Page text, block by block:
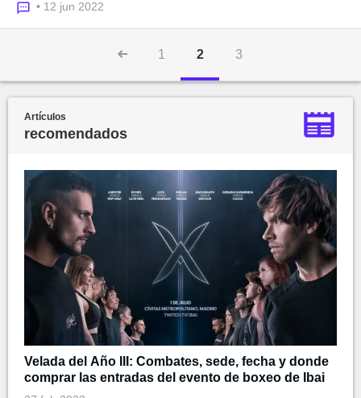
• 12 jun 2022
1 2 3
Artículos
recomendados
Velada del Año III: Combates, sede, fecha y donde
comprar las entradas del evento de boxeo de Ibai